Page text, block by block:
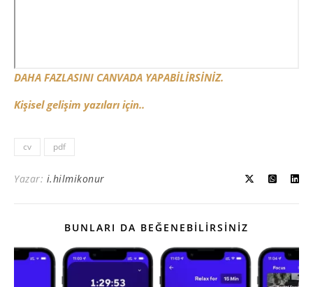
DAHA FAZLASINI CANVADA YAPABİLİRSİNİZ.
Kişisel gelişim yazıları için..
cv pdf
Yazar: i.hilmikonur
BUNLARI DA BEĞENEBILIRSINIZ